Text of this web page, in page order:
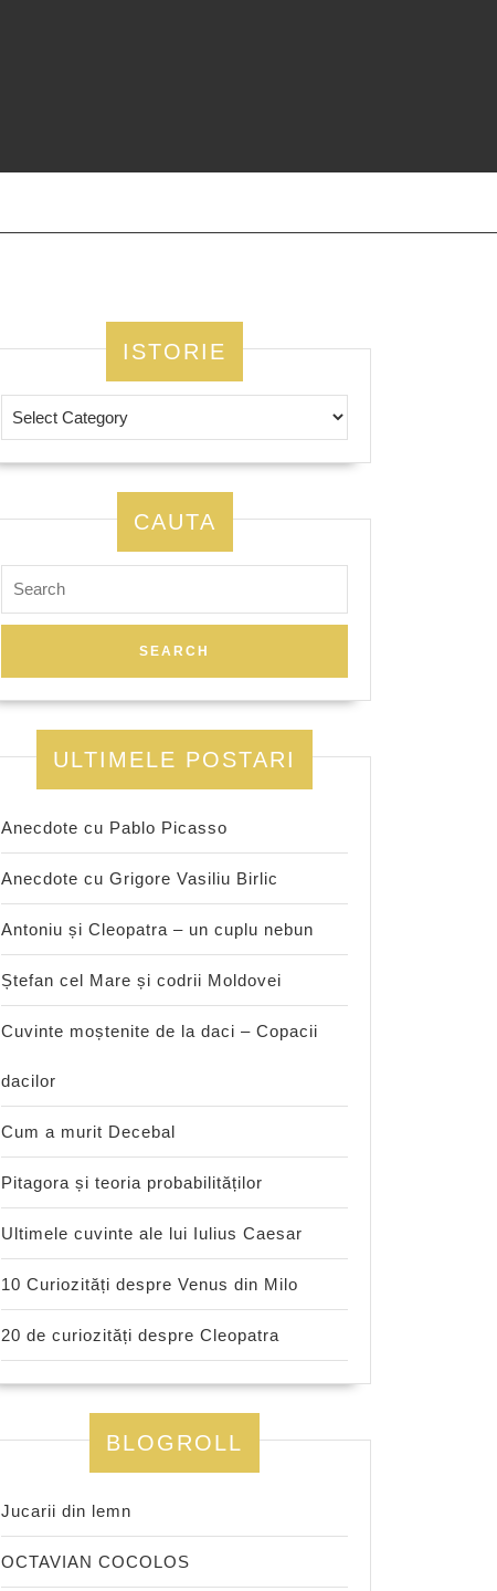
ISTORIE
CAUTA
for:
ULTIMELE POSTARI
Anecdote cu Pablo Picasso
Anecdote cu Grigore Vasiliu Birlic
Antoniu și Cleopatra – un cuplu nebun
Ștefan cel Mare și codrii Moldovei
Cuvinte moștenite de la daci – Copacii
dacilor
Cum a murit Decebal
Pitagora și teoria probabilităților
Ultimele cuvinte ale lui Iulius Caesar
10 Curiozități despre Venus din Milo
20 de curiozități despre Cleopatra
BLOGROLL
Jucarii din lemn
OCTAVIAN COCOLOS